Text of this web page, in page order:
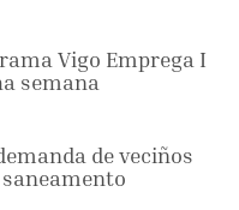
Vigo Emprega I
semana
de veciños